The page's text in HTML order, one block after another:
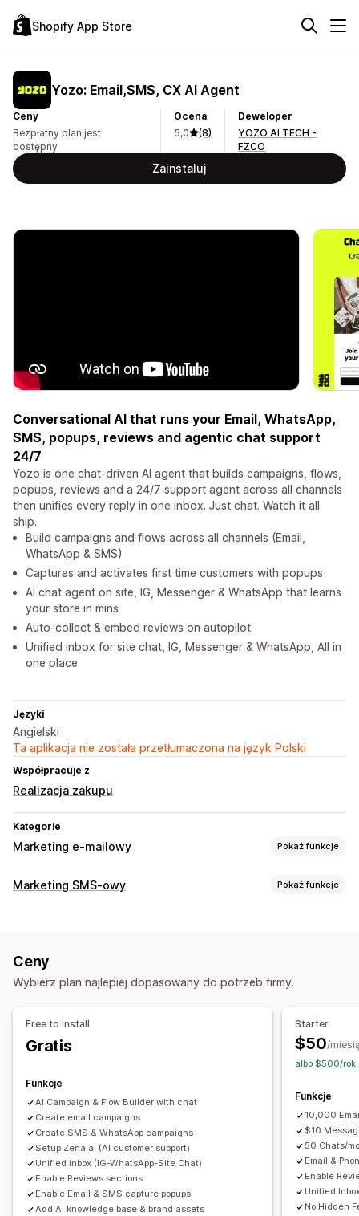
Shopify App Store
Yozo: Email,SMS, CX AI Agent
Ceny
Bezpłatny plan jest
dostępny
Ocena
5,0
(8)
Deweloper
YOZO AI TECH -
FZCO
Zainstaluj
Conversational AI that runs your Email, WhatsApp,
SMS, popups, reviews and agentic chat support
24/7
Yozo is one chat-driven AI agent that builds campaigns, flows,
popups, reviews and a 24/7 support agent across all channels
then unifies every reply in one inbox. Just chat. Watch it all
ship.
Build campaigns and flows across all channels (Email,
WhatsApp & SMS)
Captures and activates first time customers with popups
AI chat agent on site, IG, Messenger & WhatsApp that learns
your store in mins
Auto-collect & embed reviews on autopilot
Unified inbox for site chat, IG, Messenger & WhatsApp, All in
one place
Języki
Angielski
Ta aplikacja nie została przetłumaczona na język Polski
Współpracuje z
Realizacja zakupu
Kategorie
Marketing e-mailowy Pokaż funkcje
Rodzaje kampanii
E-maile zachęcające do kupienia droższego produktu
E-maile zachęcające do kupienia produktu dodatkowego
Zamiar opuszczenia strony
Przeglądaj porzucenie koszyka
E-maile o obniżce ceny
E-maile o ponownej dostępności produktu
E-maile o odzyskaniu klienta Rekomendacje produktów
Kampanie kropelkowe
Recenzje produktu
Kampanie niestandardowe
Zarządzanie kampaniami
Marketing SMS-owy Pokaż funkcje
Niestandardowy identyfikator nadawcy
Spersonalizowane wiadomości
Współczynniki konwersji
Analizy w czasie rzeczywistym
Śledzenie ROI
Segmenty niestandardowe
Automatyzacja workflow
Odzyskiwanie koszyka
Wiadomości z okazji urodzin
Kody rabatowe
Prośby o informację zwrotną
Potwierdzenia zamówienia Przypomnienie o płatności
Rekomendacje produktów
Odnowienie subskrypcji
Wiadomości powitalne
Ceny
Wybierz plan najlepiej dopasowany do potrzeb firmy.
Free to install
Gratis
Funkcje
AI Campaign & Flow Builder with chat
Create email campaigns
Create SMS & WhatsApp campaigns
Setup Zena.ai (AI customer support)
Unified inbox (IG-WhatsApp-Site Chat)
Enable Reviews sections
Enable Email & SMS capture popups
Add AI knowledge base & brand assets
Starter
$50/
albo $500/rok,
Funkcje
10,000
$10
50 Chats/
Email &
Enable
Unified
No Hidden